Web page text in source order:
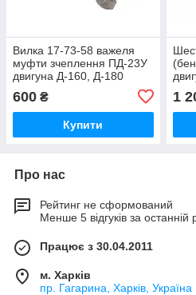
Вилка 17-73-58 важеля
муфти зчеплення ПД-23У
двигуна Д-160, Д-180
Т=170,Б-10М
600 ₴
Купити
1
Про нас
Рейтинг не сформований
Менше 5 відгуків за останній
Працює з 30.04.2011
м. Харків
пр. Гагарина, Харків, Україна